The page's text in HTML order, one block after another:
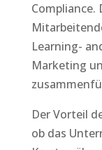
Learning-
Marketing
Der Vorteil
ob das